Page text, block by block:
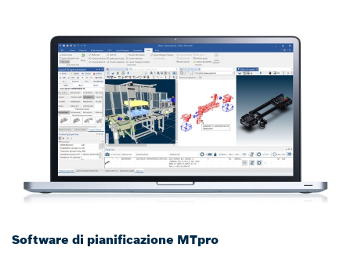
Software di pianificazione MTpro